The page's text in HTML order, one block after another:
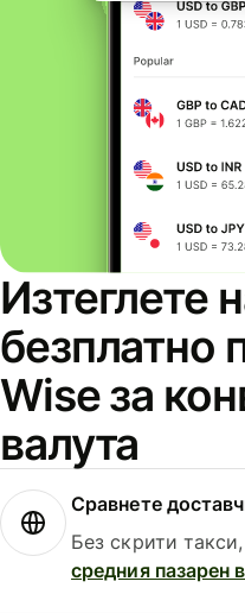
Изтеглете
безплатно
Wise за
валута
Сравнете
Без скрити
средния пазарен